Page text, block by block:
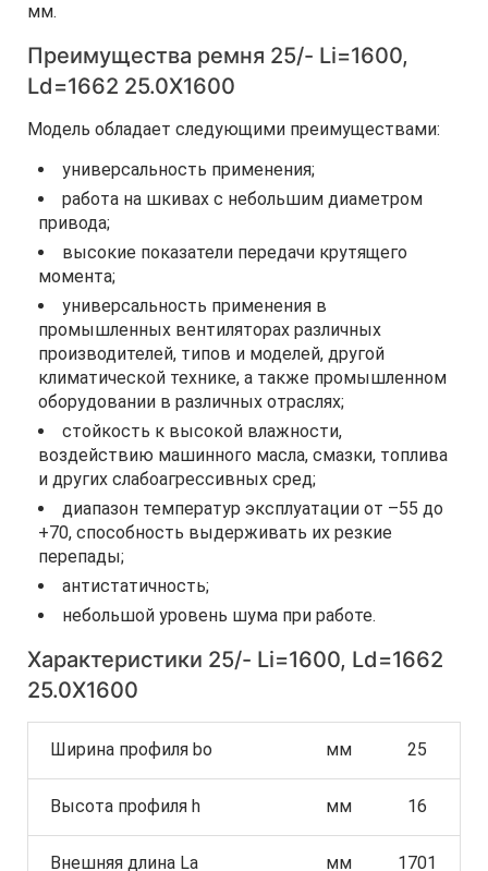
мм.
Преимущества ремня 25/- Li=1600,
Ld=1662 25.0X1600
Модель обладает следующими преимуществами:
универсальность применения;
работа на шкивах с небольшим диаметром
привода;
высокие показатели передачи крутящего
момента;
универсальность применения в
промышленных вентиляторах различных
производителей, типов и моделей, другой
климатической технике, а также промышленном
оборудовании в различных отраслях;
стойкость к высокой влажности,
воздействию машинного масла, смазки, топлива
и других слабоагрессивных сред;
диапазон температур эксплуатации от –55 до
+70, способность выдерживать их резкие
перепады;
антистатичность;
небольшой уровень шума при работе.
Характеристики 25/- Li=1600, Ld=1662
25.0X1600
Ширина профиля bo мм 25
Высота профиля h мм 16
Внешняя длина La мм 1701